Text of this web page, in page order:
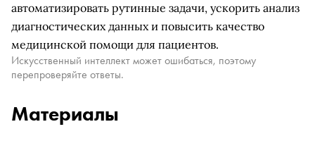
автоматизировать рутинные задачи, ускорить анализ
диагностических данных и повысить качество
медицинской помощи для пациентов.
Искусственный интеллект может ошибаться, поэтому
перепроверяйте ответы.
Материалы